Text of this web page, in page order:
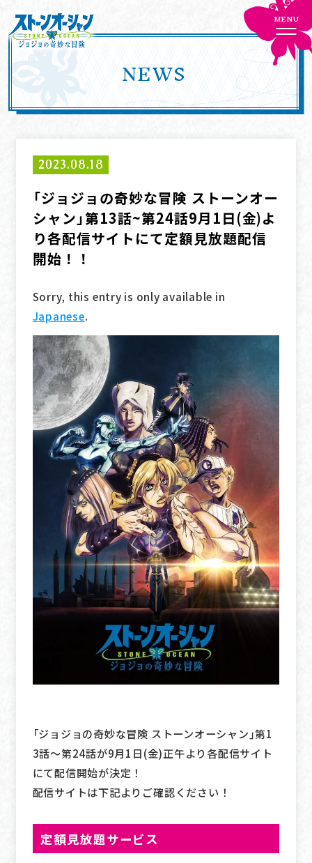
MENU
ONAIR
CHARACTER
STORY
MOVIE
Blu-ray
MUSIC
SPECIAL
Official X
Official Instagram
日本語
NEWS
2023.08.18
「ジョジョの奇妙な冒険 ストーンオー
シャン」第13話~第24話9月1日(金)よ
り各配信サイトにて定額見放題配信
開始！！
Sorry, this entry is only available in
Japanese.
「ジョジョの奇妙な冒険 ストーンオーシャン」第1
3話～第24話が9月1日(金)正午より各配信サイト
にて配信開始が決定！
配信サイトは下記よりご確認ください！
定額見放題サービス